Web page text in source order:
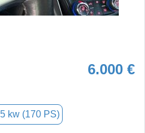
6.000 €
kw (170 PS)